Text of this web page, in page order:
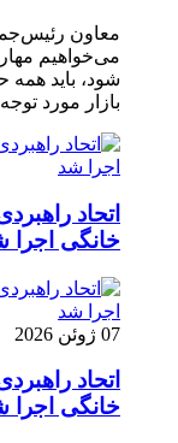
معاون
می‌خواهیم
شود، باید همه
بازار مورد
اتحاد
خانگی اجرا
07 ژوئن 2026
اتحاد
خانگی اجرا